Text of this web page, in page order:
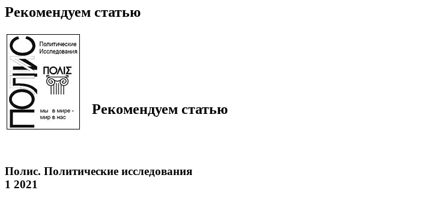
Рекомендуем статью
Рекомендуем статью
Полис. Политические исследования
1 2021